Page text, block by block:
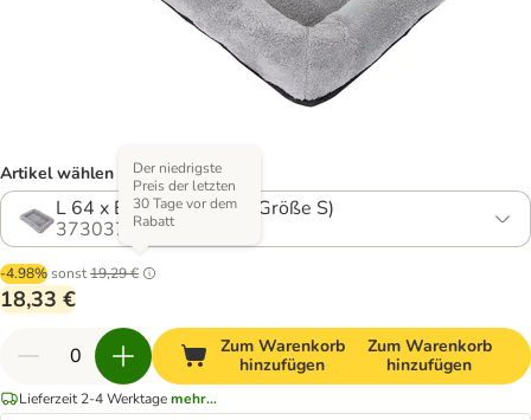
Artikel wählen (4 Varianten)
L 64 x B 55 x H 10 cm (Größe S)
373037.0
-4.98%sonst19,29 €
Der niedrigste
Preis der letzten
30 Tage vor dem
Rabatt
18,33 €
Zum Warenkorb
hinzufügen
Zum Warenkorb
hinzufügen
Lieferzeit 2-4 Werktagemehr...